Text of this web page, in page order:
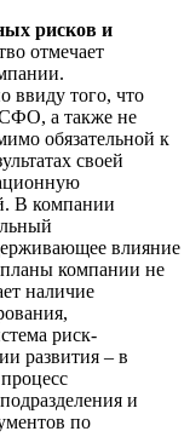
рисков и
отмечает
ввиду того, что
а также не
обязательной к
своей
В компании
влияние
планы компании не
наличие
риск-
развития – в
и
по